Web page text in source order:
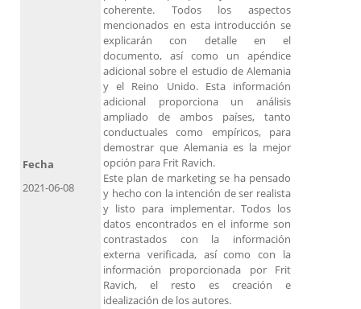
coherente. Todos los aspectos
mencionados en esta introducción se
explicarán con detalle en el
documento, así como un apéndice
adicional sobre el estudio de Alemania
y el Reino Unido. Esta información
adicional proporciona un análisis
ampliado de ambos países, tanto
conductuales como empíricos, para
demostrar que Alemania es la mejor
opción para Frit Ravich.
Este plan de marketing se ha pensado
y hecho con la intención de ser realista
y listo para implementar. Todos los
datos encontrados en el informe son
contrastados con la información
externa verificada, así como con la
información proporcionada por Frit
Ravich, el resto es creación e
idealización de los autores.
Fecha
2021-06-08